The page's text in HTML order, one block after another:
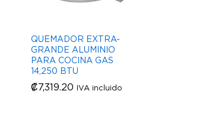
QUEMADOR EXTRA-
GRANDE ALUMINIO
PARA COCINA GAS
14,250 BTU
₡7,319.20 IVA incluido
₡7,319.20